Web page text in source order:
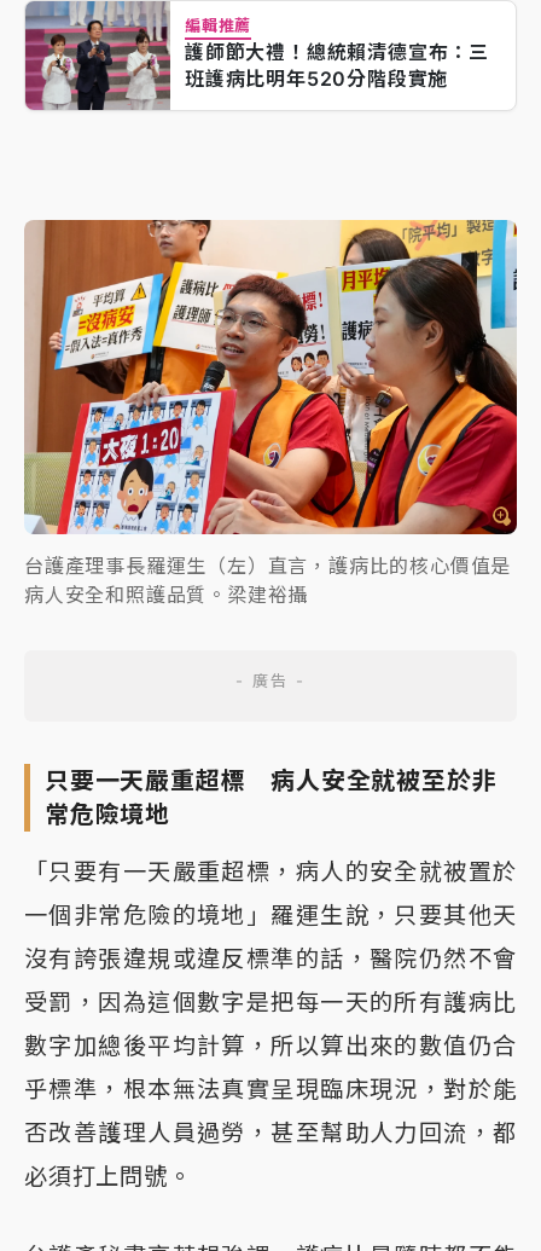
編輯推薦
護師節大禮！總統賴清德宣布：三
班護病比明年520分階段實施
台護產理事長羅運生（左）直言，護病比的核心價值是
病人安全和照護品質。梁建裕攝
只要一天嚴重超標 病人安全就被至於非
常危險境地
「只要有一天嚴重超標，病人的安全就被置於
一個非常危險的境地」羅運生說，只要其他天
沒有誇張違規或違反標準的話，醫院仍然不會
受罰，因為這個數字是把每一天的所有護病比
數字加總後平均計算，所以算出來的數值仍合
乎標準，根本無法真實呈現臨床現況，對於能
否改善護理人員過勞，甚至幫助人力回流，都
必須打上問號。